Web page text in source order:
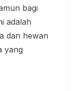
bagi
adalah
dan hewan
yang